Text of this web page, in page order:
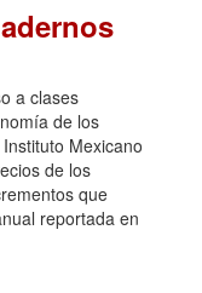
a clases
de los
Mexicano
de los
que
reportada en